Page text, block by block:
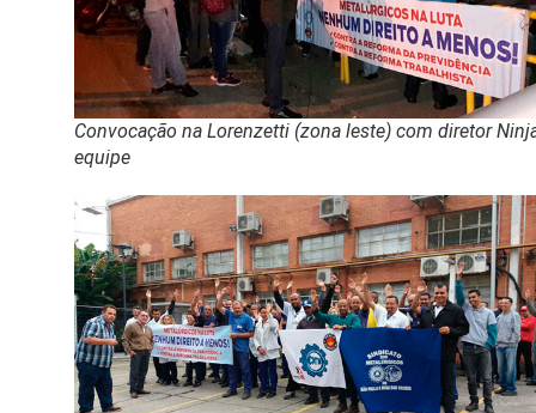
Convocação na Lorenzetti (zona leste) com diretor
equipe